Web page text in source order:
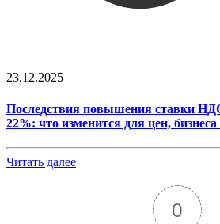
23.12.2025
Последствия повышения ставки
22%: что изменится для цен,
Читать далее
0